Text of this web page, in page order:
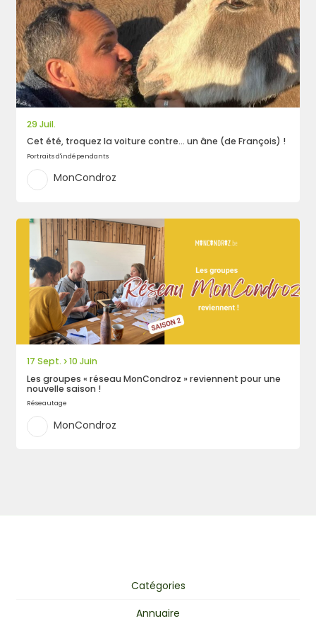
29 Juil.
Cet été, troquez la voiture contre… un âne (de François) !
Portraits d'indépendants
MonCondroz
17 Sept. >10 Juin
Les groupes « réseau MonCondroz » reviennent pour une
nouvelle saison !
Réseautage
MonCondroz
Catégories
Annuaire